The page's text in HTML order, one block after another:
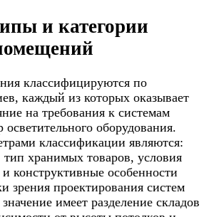
и категории
классифицируются по
каждый из которых оказывает
на требования к системам
оборудования.
классификации являются:
тип хранимых товаров, условия
конструктивные особенности
зрения проектирования систем
имеет разделение складов